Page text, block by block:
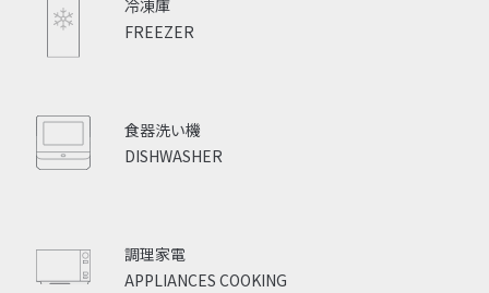
FREEZER
冷凍庫
DISHWASHER
食器洗い機
APPLIANCES COOKING
調理家電